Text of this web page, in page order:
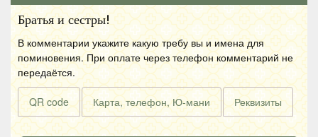
Братья и сестры!
В комментарии укажите какую требу вы и имена для
поминовения. При оплате через телефон комментарий не
передаётся.
QR code Карта, телефон, Ю-мани Реквизиты